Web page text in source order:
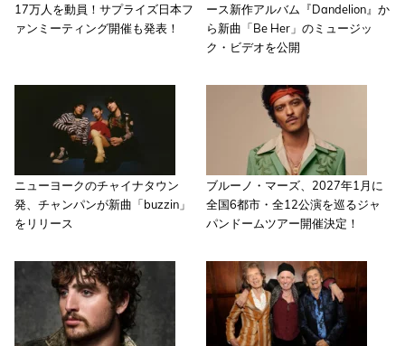
17万人を動員！サプライズ日本フ
ァンミーティング開催も発表！
ース新作アルバム『Dandelion』か
ら新曲「Be Her」のミュージッ
ク・ビデオを公開
ニューヨークのチャイナタウン
発、チャンパンが新曲「buzzin」
をリリース
ブルーノ・マーズ、2027年1月に
全国6都市・全12公演を巡るジャ
パンドームツアー開催決定！